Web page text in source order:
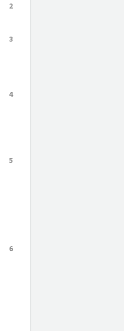
2
3
4
5
6